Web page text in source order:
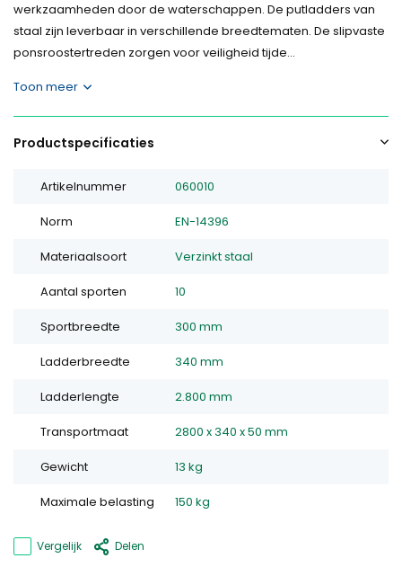
werkzaamheden door de waterschappen. De putladders van
staal zijn leverbaar in verschillende breedtematen. De slipvaste
ponsroostertreden zorgen voor veiligheid tijde...
Toon meer
Productspecificaties
Artikelnummer 060010
Norm EN-14396
Materiaalsoort Verzinkt staal
Aantal sporten 10
Sportbreedte 300 mm
Ladderbreedte 340 mm
Ladderlengte 2.800 mm
Transportmaat 2800 x 340 x 50 mm
Gewicht 13 kg
Maximale belasting 150 kg
Vergelijk Delen